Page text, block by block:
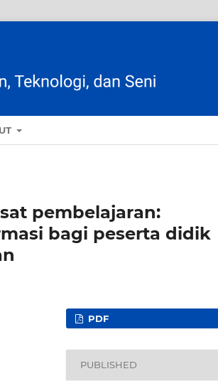
pembelajaran:
bagi peserta didik
PDF
PUBLISHED